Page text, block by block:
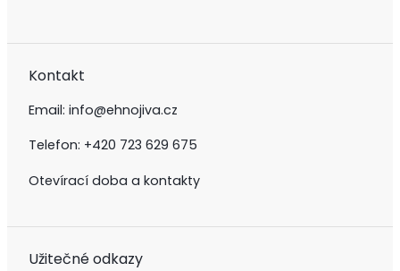
Kontakt
Email: info@ehnojiva.cz
Telefon: +420 723 629 675
Otevírací doba a kontakty
Užitečné odkazy